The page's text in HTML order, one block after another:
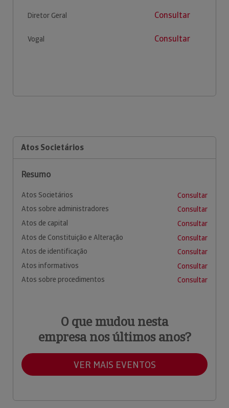
Diretor Geral Consultar
Vogal Consultar
Atos Societários
Resumo
Atos Societários
Consultar
Atos sobre administradores
Consultar
Atos de capital
Consultar
Atos de Constituição e Alteração
Consultar
Atos de identificação
Consultar
Atos informativos
Consultar
Atos sobre procedimentos
Consultar
O que mudou nesta
empresa nos últimos anos?
VER MAIS EVENTOS